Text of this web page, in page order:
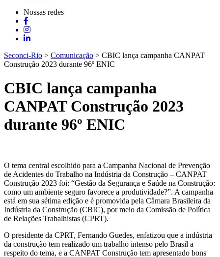
Nossas redes
Seconci-Rio > Comunicação > CBIC lança campanha CANPAT
Construção 2023 durante 96º ENIC
CBIC lança campanha
CANPAT Construção 2023
durante 96º ENIC
O tema central escolhido para a Campanha Nacional de Prevenção
de Acidentes do Trabalho na Indústria da Construção – CANPAT
Construção 2023 foi: “Gestão da Segurança e Saúde na Construção:
como um ambiente seguro favorece a produtividade?”. A campanha
está em sua sétima edição e é promovida pela Câmara Brasileira da
Indústria da Construção (CBIC), por meio da Comissão de Política
de Relações Trabalhistas (CPRT).
O presidente da CPRT, Fernando Guedes, enfatizou que a indústria
da construção tem realizado um trabalho intenso pelo Brasil a
respeito do tema, e a CANPAT Construção tem apresentado bons